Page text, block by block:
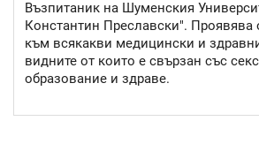
Възпитаник на Шуменския
Константин Преславски". Проявява
към всякакви медицински и
видните от които е свързан със
образование и здраве.